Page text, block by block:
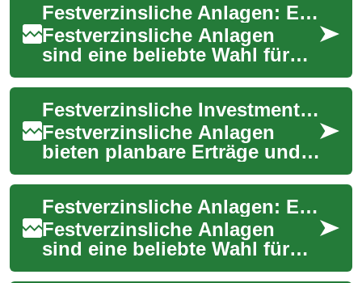
Festverzinsliche Anlagen: Eine sichere Option für Ihr Geld
Festverzinsliche Anlagen
sind eine beliebte Wahl für
Anleger, die nach Stabilität
und regelmäßigen Erträgen
suchen. D...
Festverzinsliche Investments: Sicherheit und Planbarkeit
Festverzinsliche Anlagen
bieten planbare Erträge und
gelten als tragende Säule
eines ausgewogenen
Portfolios. Erfahre...
Festverzinsliche Anlagen: Eine sichere Option für Ihr Vermögen
Festverzinsliche Anlagen
sind eine beliebte Wahl für
Anleger, die nach Stabilität